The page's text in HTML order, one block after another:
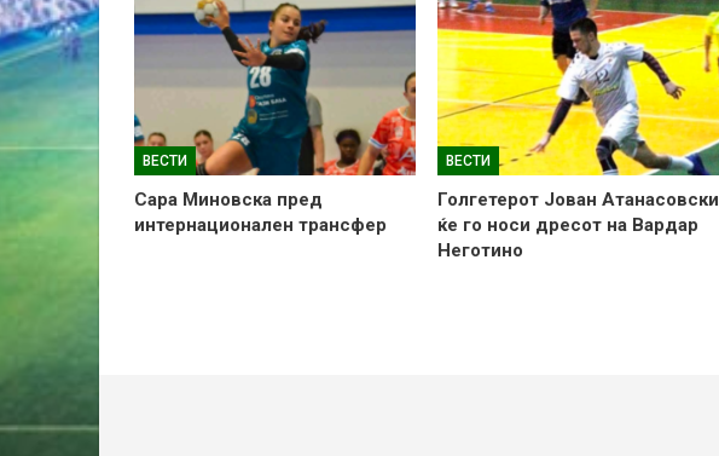
ВЕСТИ
Сара Миновска пред
интернационален трансфер
ВЕСТИ
Голгетерот Јован Атанасовски
ќе го носи дресот на Вардар
Неготино